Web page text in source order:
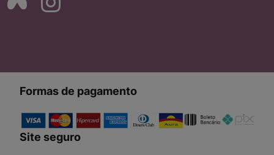
Formas de pagamento
Site seguro